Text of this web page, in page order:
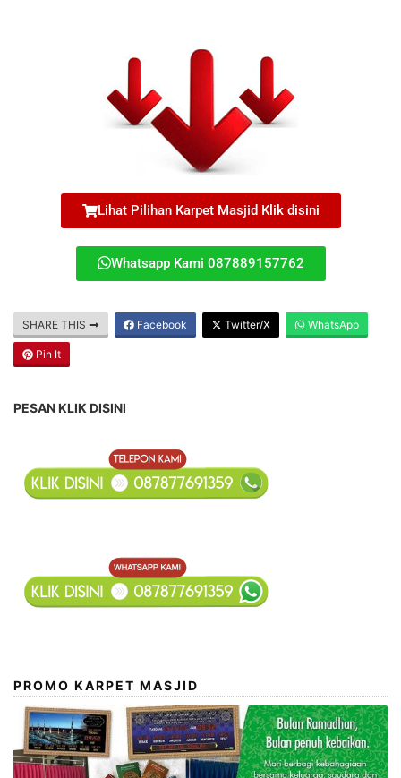
Lihat Pilihan Karpet Masjid Klik disini
Whatsapp Kami 087889157762
SHARE THIS Facebook Twitter/X WhatsApp
Pin It
PESAN KLIK DISINI
PROMO KARPET MASJID